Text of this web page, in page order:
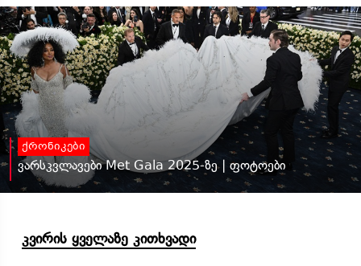
ქრონიკები
ვარსკვლავები Met Gala 2025-ზე | ფოტოები
კვირის ყველაზე კითხვადი